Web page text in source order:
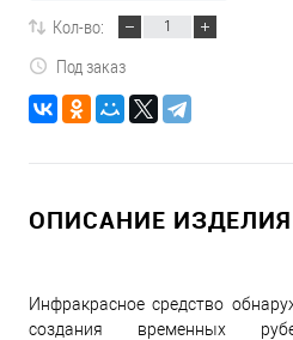
Кол-во:
Под заказ
ОПИСАНИЕ ИЗДЕЛИЯ
Инфракрасное средство
создания временных